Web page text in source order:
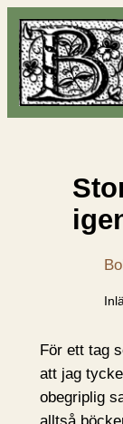
För ett tag
att jag
obegriplig